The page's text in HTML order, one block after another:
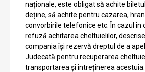
naționale, este obligat să achite
deține, să achite pentru cazarea,
convorbirile telefonice etc. În cazul în
refuză achitarea cheltuielilor,
compania își rezervă dreptul de a
Judecată pentru recuperarea
transportarea și întreținerea acestuia.